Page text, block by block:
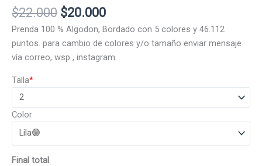
$22.000 El
precio
original
era:
$20.000El
precio
actual
es:
Prenda 100 % Algodon, Bordado con 5 colores y 46.112
puntos. para cambio de colores y/o tamaño enviar mensaje
vía correo, wsp , instagram.
*
Talla
Color
Final total